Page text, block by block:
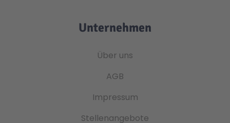
Unternehmen
Über uns
AGB
Impressum
Stellenangebote